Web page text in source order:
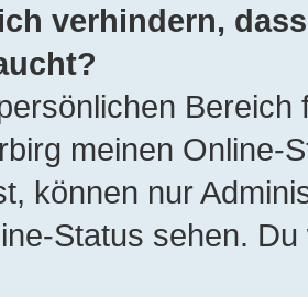
verhindern,
meinen Online-
können nur
Status sehen.